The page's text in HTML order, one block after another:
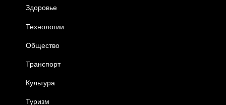
Здоровье
Технологии
Общество
Транспорт
Культура
Туризм